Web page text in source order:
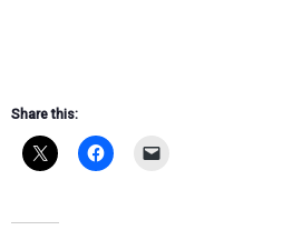
Share this: